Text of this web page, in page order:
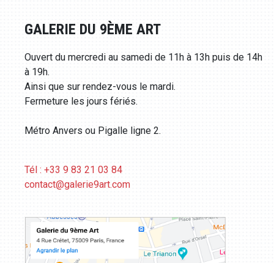
GALERIE DU 9ÈME ART
Ouvert du mercredi au samedi de 11h à 13h puis de 14h
à 19h.
Ainsi que sur rendez-vous le mardi.
Fermeture les jours fériés.
Métro Anvers ou Pigalle ligne 2.
Tél : +33 9 83 21 03 84
contact@galerie9art.com